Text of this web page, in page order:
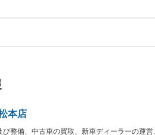
席/助手席
トコントロール
たはCDチェンジャー
ッシャ
本店
び整備、中古車の買取、新車ディーラーの運